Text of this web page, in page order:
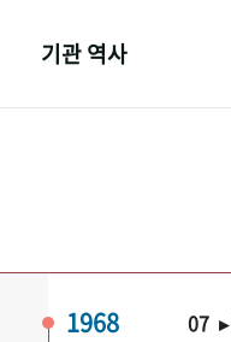
기관 역사
1968 07 ▸